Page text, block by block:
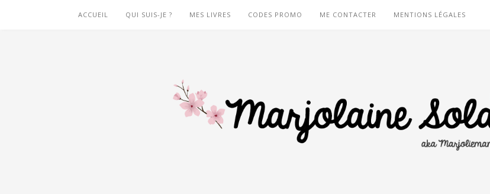
ACCUEIL QUI SUIS-JE ? MES LIVRES CODES PROMO ME CONTACTER MENTIONS LÉGALES